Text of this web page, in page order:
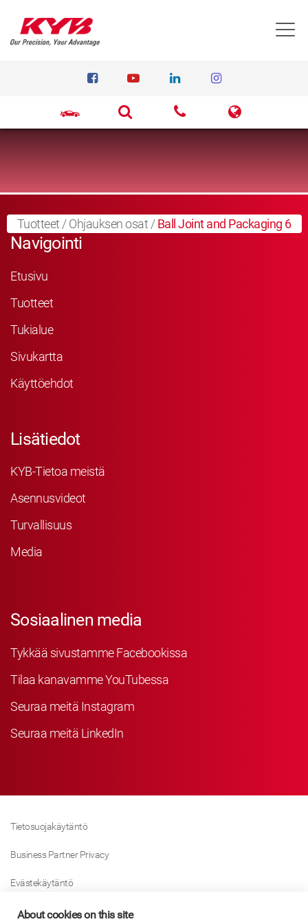
Tuotteet /Ohjauksen osat /Ball Joint and Packaging 6
Navigointi
Etusivu
Tuotteet
Tukialue
Sivukartta
Käyttöehdot
Lisätiedot
KYB-Tietoa meistä
Asennusvideot
Turvallisuus
Media
Sosiaalinen media
Tykkää sivustamme Facebookissa
Tilaa kanavamme YouTubessa
Seuraa meitä Instagram
Seuraa meitä LinkedIn
Tietosuojakäytäntö
Business Partner Privacy
Evästekäytäntö
Modern Slavery Act Policy
About cookies on this site